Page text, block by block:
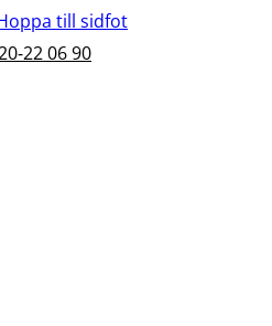
till sidfot
22 06 90